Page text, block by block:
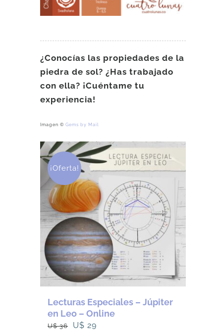
¿Conocías las propiedades de la
piedra de sol? ¿Has trabajado
con ella? ¡Cuéntame tu
experiencia!
Imagen ©Gems by Mail
¡Oferta!
Lecturas Especiales – Júpiter
en Leo – Online
U$36
El
U$29